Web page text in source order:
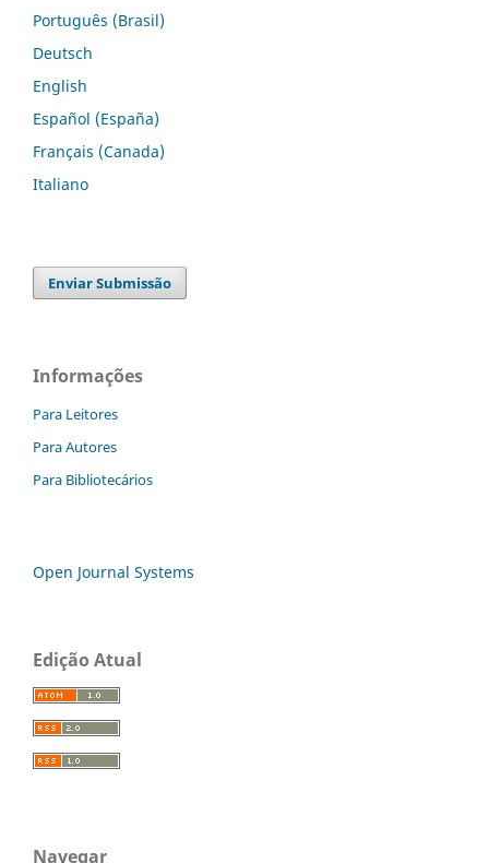
Português (Brasil)
Deutsch
English
Español (España)
Français (Canada)
Italiano
Enviar Submissão
Informações
Para Leitores
Para Autores
Para Bibliotecários
Open Journal Systems
Edição Atual
Navegar